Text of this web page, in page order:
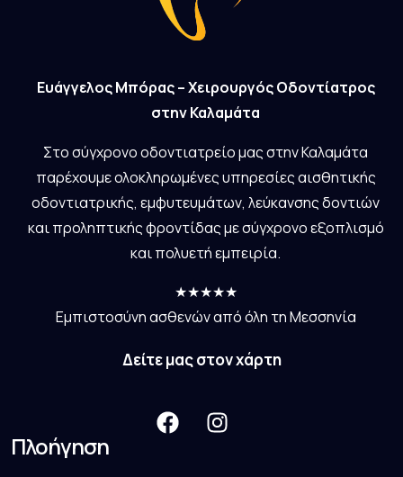
Ευάγγελος Μπόρας – Χειρουργός Οδοντίατρος
στην Καλαμάτα
Στο σύγχρονο οδοντιατρείο μας στην Καλαμάτα
παρέχουμε ολοκληρωμένες υπηρεσίες αισθητικής
οδοντιατρικής, εμφυτευμάτων, λεύκανσης δοντιών
και προληπτικής φροντίδας με σύγχρονο εξοπλισμό
και πολυετή εμπειρία.
★★★★★
Εμπιστοσύνη ασθενών από όλη τη Μεσσηνία
Δείτε μας στον χάρτη
Πλοήγηση